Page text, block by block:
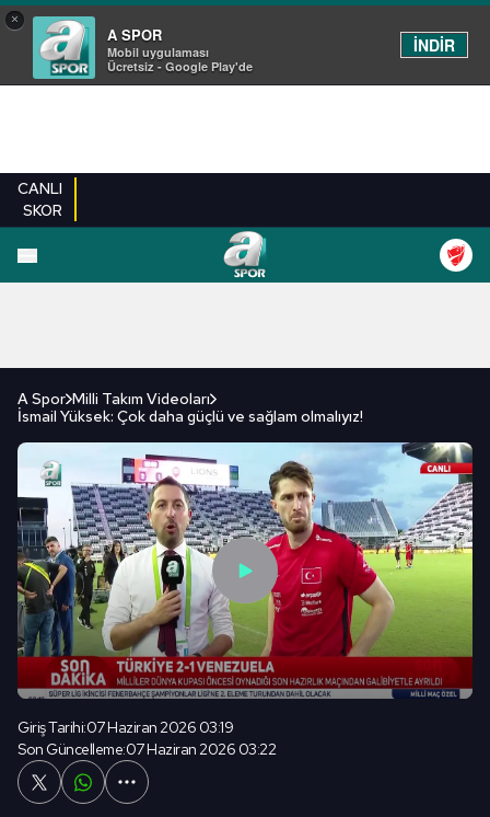
×
A SPOR
Mobil uygulaması
Ücretsiz - Google Play'de
İNDİR
CANLI
SKOR
FUTBOL
A Spor Milli Takım Videoları
İsmail Yüksek: Çok daha güçlü ve sağlam olmalıyız!
Giriş Tarihi:07 Haziran 2026 03:19
Son Güncelleme:07 Haziran 2026 03:22